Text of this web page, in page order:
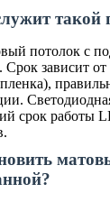
такой
потолок с
Срок зависит
срок работы